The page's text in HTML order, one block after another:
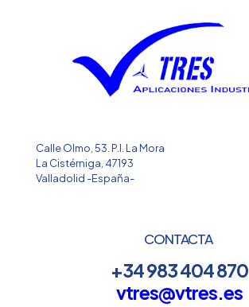
Calle Olmo, 53. P.I. La Mora
La Cistérniga, 47193
Valladolid -España-
CONTACTA
+34 983 404 870
vtres@vtres.es